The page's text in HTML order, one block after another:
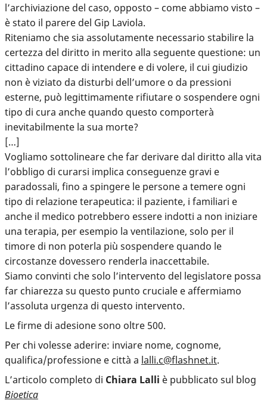
l’archiviazione del caso, opposto – come abbiamo visto –
è stato il parere del Gip Laviola.
Riteniamo che sia assolutamente necessario stabilire la
certezza del diritto in merito alla seguente questione: un
cittadino capace di intendere e di volere, il cui giudizio
non è viziato da disturbi dell’umore o da pressioni
esterne, può legittimamente rifiutare o sospendere ogni
tipo di cura anche quando questo comporterà
inevitabilmente la sua morte?
[…]
Vogliamo sottolineare che far derivare dal diritto alla vita
l’obbligo di curarsi implica conseguenze gravi e
paradossali, fino a spingere le persone a temere ogni
tipo di relazione terapeutica: il paziente, i familiari e
anche il medico potrebbero essere indotti a non iniziare
una terapia, per esempio la ventilazione, solo per il
timore di non poterla più sospendere quando le
circostanze dovessero renderla inaccettabile.
Siamo convinti che solo l’intervento del legislatore possa
far chiarezza su questo punto cruciale e affermiamo
l’assoluta urgenza di questo intervento.
Le firme di adesione sono oltre 500.
Per chi volesse aderire: inviare nome, cognome,
qualifica/professione e città a lalli.c@flashnet.it.
L’articolo completo di Chiara Lalli è pubblicato sul blog
Bioetica